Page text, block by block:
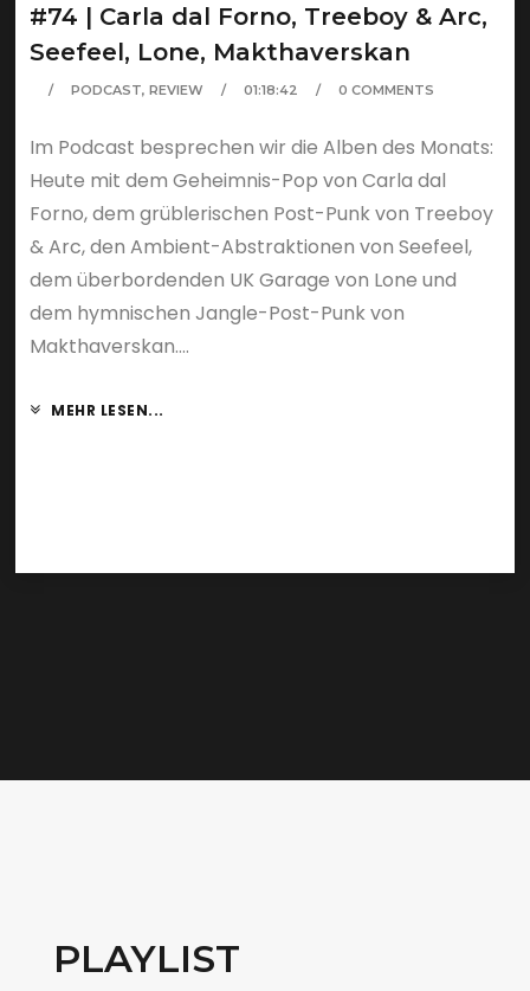
#74 | Carla dal Forno, Treeboy & Arc,
Seefeel, Lone, Makthaverskan
PODCAST,REVIEW 01:18:42 0 COMMENTS
Im Podcast besprechen wir die Alben des Monats:
Heute mit dem Geheimnis-Pop von Carla dal
Forno, dem grüblerischen Post-Punk von Treeboy
& Arc, den Ambient-Abstraktionen von Seefeel,
dem überbordenden UK Garage von Lone und
dem hymnischen Jangle-Post-Punk von
Makthaverskan....
MEHR LESEN...
PLAYLIST